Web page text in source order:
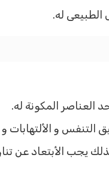
له.
المكونة له.
و الألتهابات و
يجب الأبتعاد عن